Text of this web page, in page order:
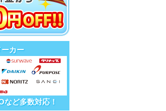
カー
など多数対応！